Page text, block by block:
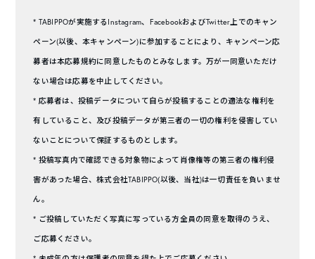
* TABIPPOが実施するInstagram、FacebookおよびTwitter上でのキャン
ペーン(以後、本キャンペーン)に参加することにより、キャンペーン応
募者は本応募規約に同意したものとみなします。万が一同意いただけ
ない場合は応募を中止してください。
* 応募者は、投稿データについて自らが投稿することの適法な権利を
有していること、及び投稿データが第三者の一切の権利を侵害してい
ないことについて保証するものとします。
* 投稿写真内で確認できる対象物によって肖像権等の第三者の権利侵
害があった場合、株式会社TABIPPO(以後、当社)は一切責任を負いませ
ん。
* ご投稿していただく写真に写っている方全員の同意を取得のうえ、
ご応募ください。